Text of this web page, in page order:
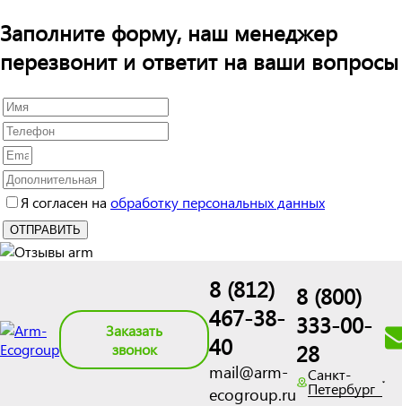
Заполните форму, наш менеджер
перезвонит и ответит на ваши вопросы
Я согласен на обработку персональных данных
Заказать
звонок
8 (812)
467-38-
40
mail@arm-
ecogroup.ru
8 (800)
333-00-
28
Санкт-
Петербург